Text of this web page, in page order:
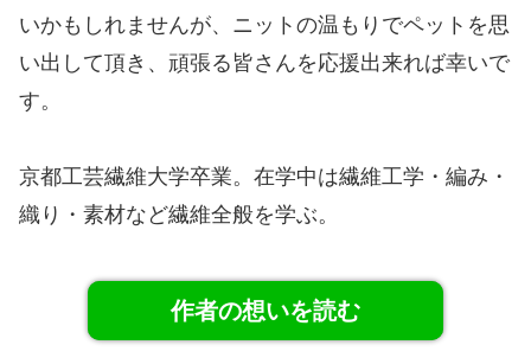
いかもしれませんが、ニットの温もりでペットを思
い出して頂き、頑張る皆さんを応援出来れば幸いで
す。
京都工芸繊維大学卒業。在学中は繊維工学・編み・
織り・素材など繊維全般を学ぶ。
作者の想いを読む